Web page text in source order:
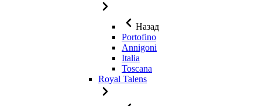
Назад
Portofino
Annigoni
Italia
Toscana
Royal Talens